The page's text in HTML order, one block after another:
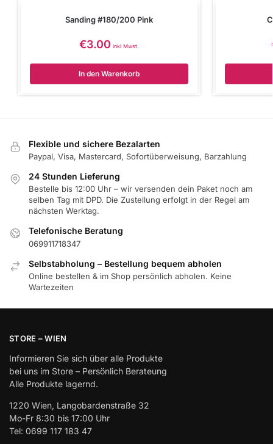
Sanding #180/200 Pink
€3.00 inkl Mwst.
In den Warenkorb
Flexible und sichere Bezalarten
Paypal, Visa, Mastercard, Sofortüberweisung, Barzahlung
24 Stunden Lieferung
Bestelle bis 12:00 Uhr – wir versenden dein Paket noch am
selben Tag mit DPD. Die Zustellung erfolgt in der Regel am
nächsten Werktag.
Telefonische Beratung
069911718347
Selbstabholung – Bestellung bequem abholen
Online bestellen & im Shop persönlich abholen. Keine
Wartezeiten
STORE – WIEN
Informieren Sie sich über alle Produkte
bei uns im Store – Persönlich Berateung
Alle Produkte lagernd.
1220 Wien, Langobardenstraße 32
Mo-Fr 8:30 bis 17:00 Uhr
Tel: 0699 117 183 47